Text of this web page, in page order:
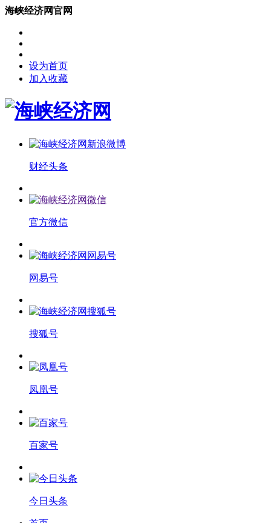
海峡经济网官网
设为首页
加入收藏
财经头条
官方微信
网易号
搜狐号
凤凰号
百家号
今日头条